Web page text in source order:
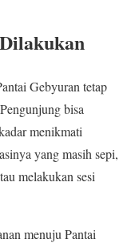
Gebyuran tetap
bisa
menikmati
yang masih sepi,
melakukan sesi
menuju Pantai